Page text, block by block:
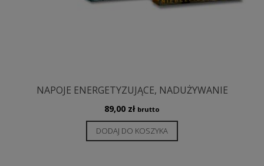
NAPOJE ENERGETYZUJĄCE, NADUŻYWANIE
89,00 zł brutto
DODAJ DO KOSZYKA